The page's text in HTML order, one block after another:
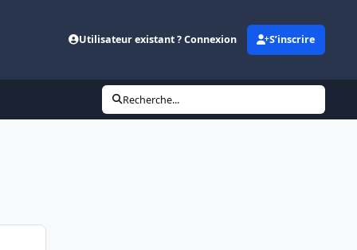
Utilisateur existant ? Connexion S’inscrire
Recherche...